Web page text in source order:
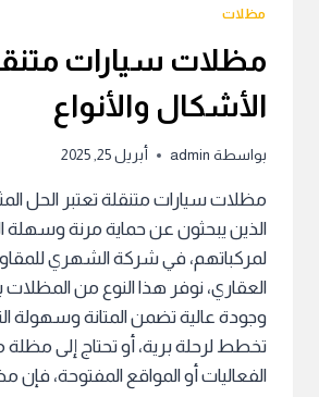
مظلات
مظلات سيارات
الأشكال والأنواع
بواسطة admin أبريل 25, 2025
مظلات سيارات متنقلة تعتبر الحل
الذين يبحثون عن حماية مرنة وسهلة
لمركباتهم، في شركة الشهري
العقاري، نوفر هذا النوع من
وجودة عالية تضمن المتانة وسهولة
تخطط لرحلة برية، أو تحتاج إلى
الفعاليات أو المواقع المفتوحة، فإن